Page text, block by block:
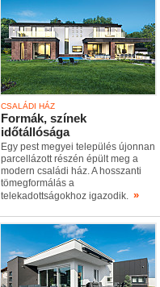
CSALÁDI HÁZ
Formák, színek
időtállósága
Egy pest megyei település újonnan
parcellázott részén épült meg a
modern családi ház. A hosszanti
tömegformálás a
telekadottságokhoz igazodik. »